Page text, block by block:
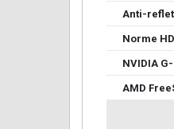
Anti-
Norme
NVIDIA
AMD